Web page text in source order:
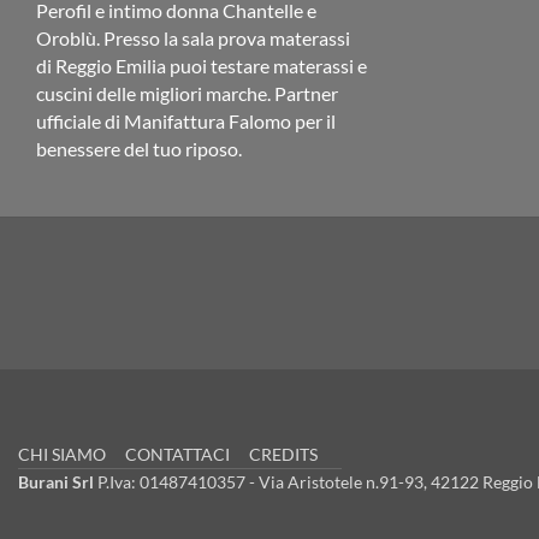
Perofil e intimo donna Chantelle e
Oroblù. Presso la sala prova materassi
di Reggio Emilia puoi testare materassi e
cuscini delle migliori marche. Partner
ufficiale di Manifattura Falomo per il
benessere del tuo riposo.
CHI SIAMO CONTATTACI
CREDITS
Burani Srl P.Iva: 01487410357 - Via Aristotele n.91-93, 42122